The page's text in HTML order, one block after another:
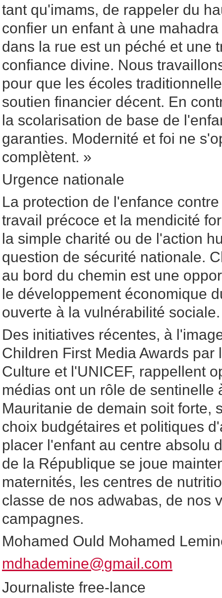
tant qu'imams, de rappeler du
confier un enfant à une
dans la rue est un péché et une
confiance divine. Nous
pour que les écoles
soutien financier décent. En
la scolarisation de base de
garanties. Modernité et foi ne
complètent. »
Urgence nationale
La protection de l'enfance
travail précoce et la mendicité
la simple charité ou de l'action
question de sécurité nationale.
au bord du chemin est une
le développement économique
ouverte à la vulnérabilité sociale.
Des initiatives récentes, à
Children First Media Awards par
Culture et l'UNICEF, rappellent
médias ont un rôle de sentinelle
Mauritanie de demain soit forte,
choix budgétaires et politiques
placer l'enfant au centre absolu
de la République se joue
maternités, les centres de
classe de nos adwabas, de nos
campagnes.
Mohamed Ould Mohamed
mdhademine@gmail.com
Journaliste free-lance